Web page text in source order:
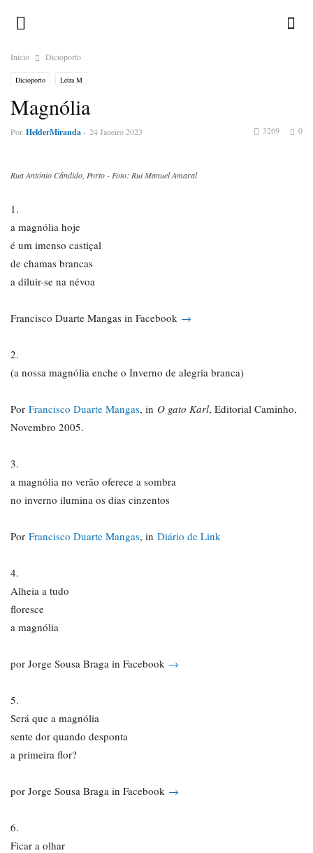
Inicio Dicioporto
Dicioporto Letra M
Magnólia
Por HelderMiranda- 24 Janeiro 2023 0
3269
Rua António Cândido, Porto - Foto: Rui Manuel Amaral
1.
a magnólia hoje
é um imenso castiçal
de chamas brancas
a diluir-se na névoa
Francisco Duarte Mangas in Facebook →
2.
(a nossa magnólia enche o Inverno de alegria branca)
Por Francisco Duarte Mangas, in O gato Karl, Editorial Caminho,
Novembro 2005.
3.
a magnólia no verão oferece a sombra
no inverno ilumina os dias cinzentos
Por Francisco Duarte Mangas, in Diário de Link
4.
Alheia a tudo
floresce
a magnólia
por Jorge Sousa Braga in Facebook →
5.
Será que a magnólia
sente dor quando desponta
a primeira flor?
por Jorge Sousa Braga in Facebook →
6.
Ficar a olhar